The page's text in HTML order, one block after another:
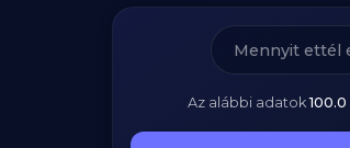
Az alábbi adatok100.0